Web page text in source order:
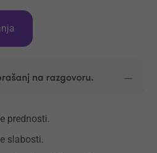
na razgovoru.
prednosti.
slabosti.